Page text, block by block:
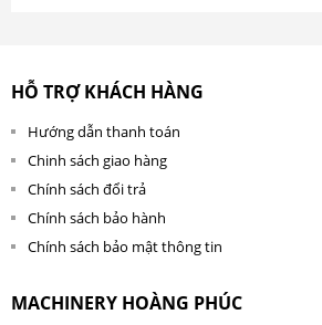
HỖ TRỢ KHÁCH HÀNG
Hướng dẫn thanh toán
Chinh sách giao hàng
Chính sách đổi trả
Chính sách bảo hành
Chính sách bảo mật thông tin
MACHINERY HOÀNG PHÚC